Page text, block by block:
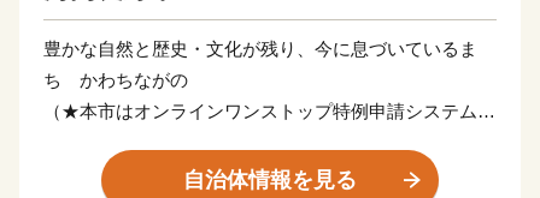
豊かな自然と歴史・文化が残り、今に息づいているま
ち かわちながの
（★本市はオンラインワンストップ特例申請システム
自治体情報を見る